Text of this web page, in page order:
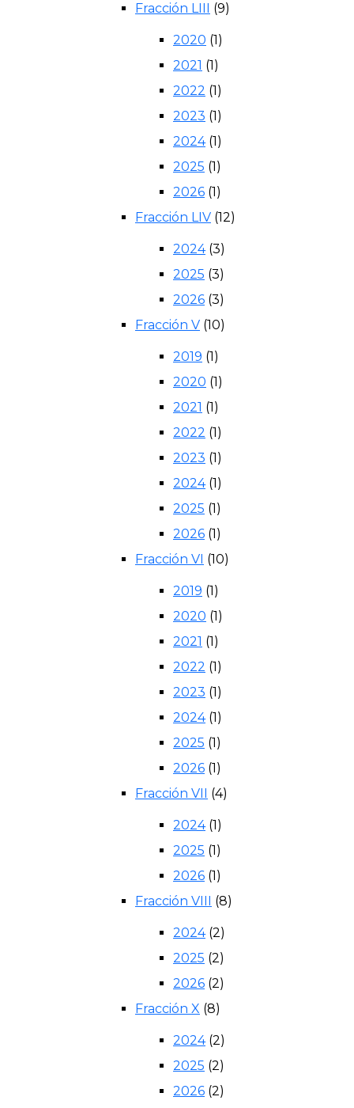
Fracción LIII
(9)
2020 (1)
2021 (1)
2022 (1)
2023 (1)
2024(1)
2025 (1)
2026 (1)
Fracción LIV (12)
2024(3)
2025 (3)
2026 (3)
Fracción V (10)
2019 (1)
2020 (1)
2021 (1)
2022 (1)
2023 (1)
2024(1)
2025 (1)
2026 (1)
Fracción VI (10)
2019 (1)
2020 (1)
2021 (1)
2022 (1)
2023 (1)
2024(1)
2025 (1)
2026 (1)
Fracción VII
(4)
2024(1)
2025 (1)
2026 (1)
Fracción VIII
(8)
2024(2)
2025 (2)
2026 (2)
Fracción X (8)
2024(2)
2025 (2)
2026 (2)